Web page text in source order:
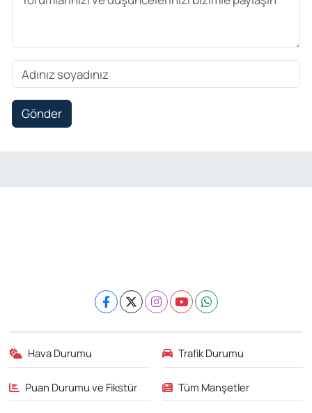
Gönder
Hava Durumu Trafik Durumu
Puan Durumu ve Fikstür Tüm Manşetler